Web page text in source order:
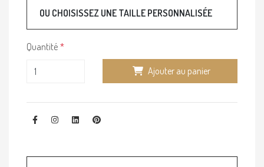
OU CHOISISSEZ UNE TAILLE PERSONNALISÉE
Quantité
Ajouter au panier